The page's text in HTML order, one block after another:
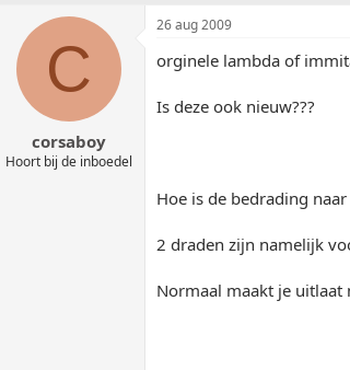
C
corsaboy
Hoort bij de inboedel
26 aug 2009
orginele lambda of
Is deze ook nieuw???
Hoe is de bedrading
2 draden zijn namelijk
Normaal maakt je uitlaat